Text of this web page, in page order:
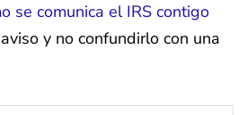
se comunica el IRS contigo
y no confundirlo con una